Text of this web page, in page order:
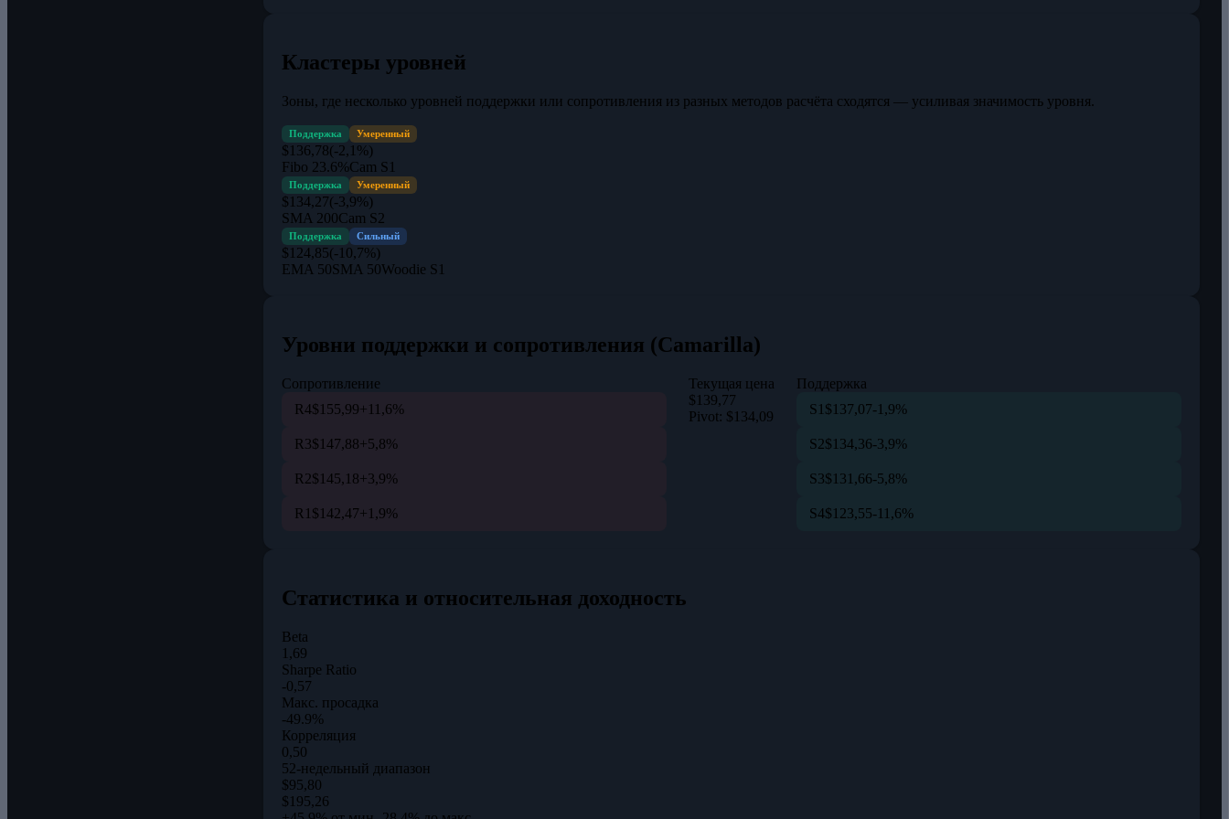
Кластеры уровней
Зоны, где несколько уровней поддержки или сопротивления из разных методов расчёта сходятся — усиливая значимость уровня.
Поддержка Умеренный
$136,78(-2,1%)
Fibo 23.6%Cam S1
Поддержка Умеренный
$134,27(-3,9%)
SMA 200Cam S2
Поддержка Сильный
$124,85(-10,7%)
EMA 50SMA 50Woodie S1
Уровни поддержки и сопротивления (Camarilla)
Сопротивление
R4$155,99+11,6%
R3$147,88+5,8%
R2$145,18+3,9%
R1 $142,47+1,9%
Текущая цена
$139,77
Pivot: $134,09
Поддержка
S1 $137,07-1,9%
S2$134,36-3,9%
S3$131,66-5,8%
S4$123,55-11,6%
Статистика и относительная доходность
Beta
1,69
Sharpe Ratio
-0,57
Макс. просадка
-49.9%
Корреляция
0,50
52-недельный диапазон
$95,80
$195,26